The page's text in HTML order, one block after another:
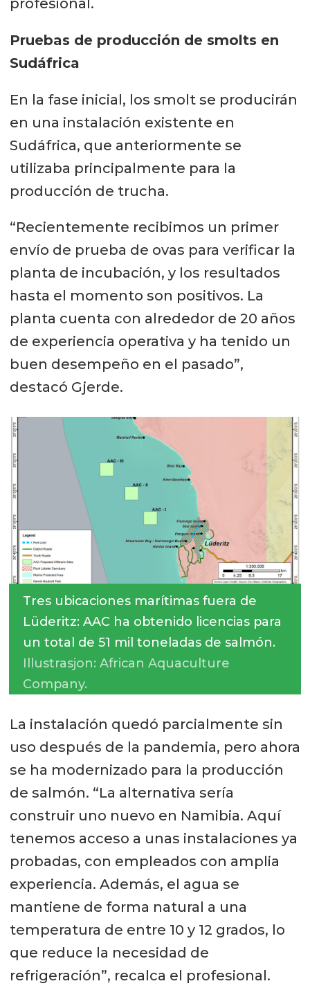
Pruebas de producción de smolts en
Sudáfrica
En la fase inicial, los smolt se producirán
en una instalación existente en
Sudáfrica, que anteriormente se
utilizaba principalmente para la
producción de trucha.
“Recientemente recibimos un primer
envío de prueba de ovas para verificar la
planta de incubación, y los resultados
hasta el momento son positivos. La
planta cuenta con alrededor de 20 años
de experiencia operativa y ha tenido un
buen desempeño en el pasado”,
destacó Gjerde.
Tres ubicaciones marítimas fuera de
Lüderitz: AAC ha obtenido licencias para
un total de 51 mil toneladas de salmón.
Illustrasjon: African Aquaculture
Company.
La instalación quedó parcialmente sin
uso después de la pandemia, pero ahora
se ha modernizado para la producción
de salmón. “La alternativa sería
construir uno nuevo en Namibia. Aquí
tenemos acceso a unas instalaciones ya
probadas, con empleados con amplia
experiencia. Además, el agua se
mantiene de forma natural a una
temperatura de entre 10 y 12 grados, lo
que reduce la necesidad de
refrigeración”, recalca el profesional.